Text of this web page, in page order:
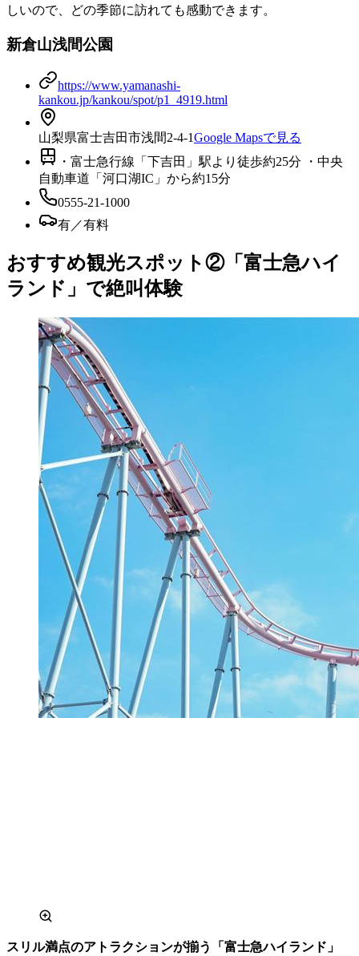
しいので、どの季節に訪れても感動できます。
新倉山浅間公園
https://www.yamanashi-
kankou.jp/kankou/spot/p1_4919.html
山梨県富士吉田市浅間2-4-1Google Mapsで見る
・富士急行線「下吉田」駅より徒歩約25分 ・中央
自動車道「河口湖IC」から約15分
0555-21-1000
有／有料
おすすめ観光スポット②「富士急ハイ
ランド」で絶叫体験
スリル満点のアトラクションが揃う「富士急ハイランド」